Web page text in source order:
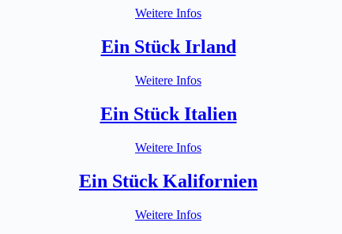
Weitere Infos
Ein Stück Irland
Weitere Infos
Ein Stück Italien
Weitere Infos
Ein Stück Kalifornien
Weitere Infos